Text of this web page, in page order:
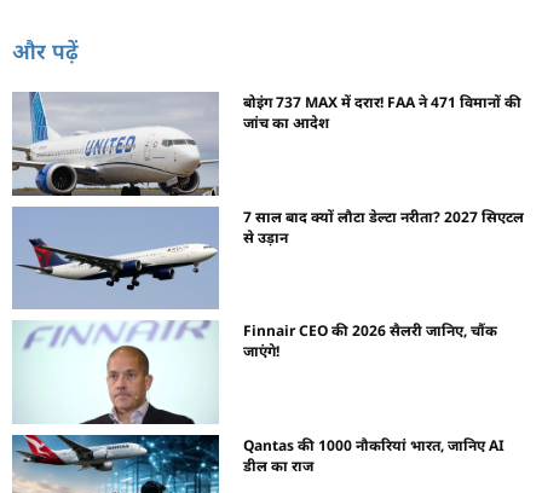
और पढ़ें
बोइंग 737 MAX में दरार! FAA ने 471 विमानों की
जांच का आदेश
7 साल बाद क्यों लौटा डेल्टा नरीता? 2027 सिएटल
से उड़ान
Finnair CEO की 2026 सैलरी जानिए, चौंक
जाएंगे!
Qantas की 1000 नौकरियां भारत, जानिए AI
डील का राज